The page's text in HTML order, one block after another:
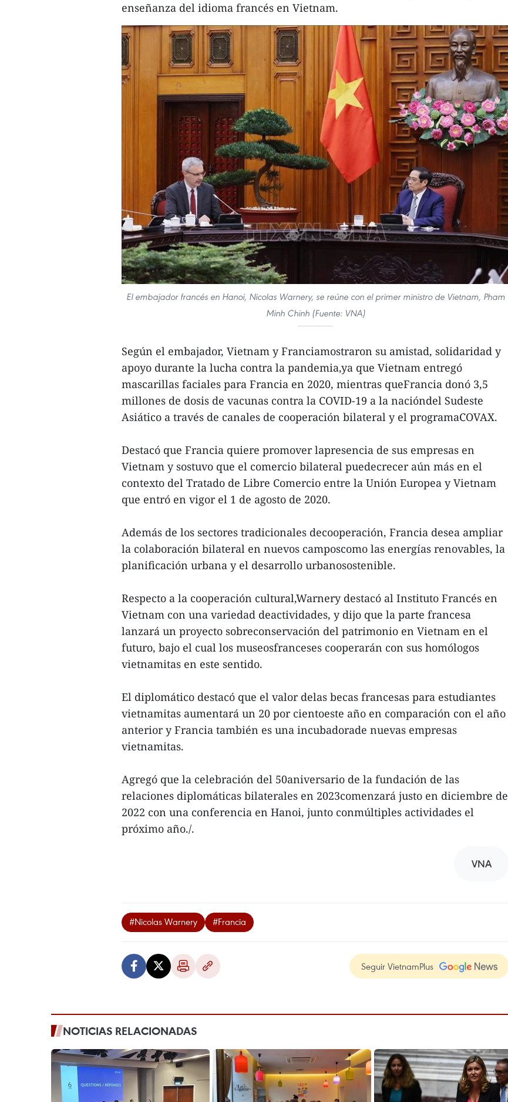
enseñanza del idioma francés en Vietnam.
El embajador francés en Hanoi, Nicolas Warnery, se reúne con el primer ministro de Vietnam, Pham
Minh Chinh (Fuente: VNA)
Según el embajador, Vietnam y Franciamostraron su amistad, solidaridad y
apoyo durante la lucha contra la pandemia,ya que Vietnam entregó
mascarillas faciales para Francia en 2020, mientras queFrancia donó 3,5
millones de dosis de vacunas contra la COVID-19 a la nacióndel Sudeste
Asiático a través de canales de cooperación bilateral y el programaCOVAX.
Destacó que Francia quiere promover lapresencia de sus empresas en
Vietnam y sostuvo que el comercio bilateral puedecrecer aún más en el
contexto del Tratado de Libre Comercio entre la Unión Europea y Vietnam
que entró en vigor el 1 de agosto de 2020.
Además de los sectores tradicionales decooperación, Francia desea ampliar
la colaboración bilateral en nuevos camposcomo las energías renovables, la
planificación urbana y el desarrollo urbanosostenible.
Respecto a la cooperación cultural,Warnery destacó al Instituto Francés en
Vietnam con una variedad deactividades, y dijo que la parte francesa
lanzará un proyecto sobreconservación del patrimonio en Vietnam en el
futuro, bajo el cual los museosfranceses cooperarán con sus homólogos
vietnamitas en este sentido.
El diplomático destacó que el valor delas becas francesas para estudiantes
vietnamitas aumentará un 20 por cientoeste año en comparación con el año
anterior y Francia también es una incubadorade nuevas empresas
vietnamitas.
Agregó que la celebración del 50aniversario de la fundación de las
relaciones diplomáticas bilaterales en 2023comenzará justo en diciembre de
2022 con una conferencia en Hanoi, junto conmúltiples actividades el
próximo año./.
VNA
#Nicolas Warnery #Francia
Seguir VietnamPlus
NOTICIAS RELACIONADAS